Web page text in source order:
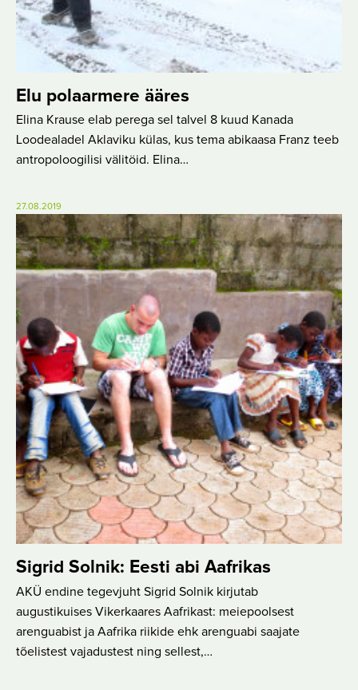
Elu polaarmere ääres
Elina Krause elab perega sel talvel 8 kuud Kanada
Loodealadel Aklaviku külas, kus tema abikaasa Franz teeb
antropoloogilisi välitöid. Elina…
27.08.2019
Sigrid Solnik: Eesti abi Aafrikas
AKÜ endine tegevjuht Sigrid Solnik kirjutab
augustikuises Vikerkaares Aafrikast: meiepoolsest
arenguabist ja Aafrika riikide ehk arenguabi saajate
tõelistest vajadustest ning sellest,…